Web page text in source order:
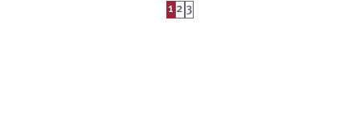
1 2 3